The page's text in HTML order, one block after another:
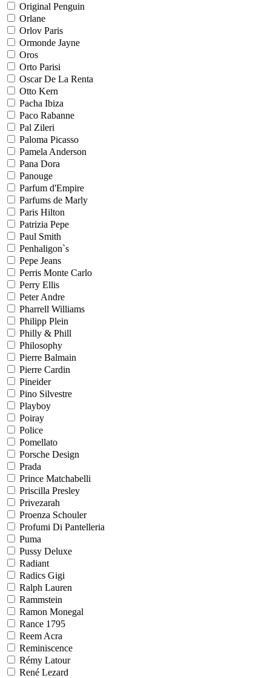
Original Penguin
Orlane
Orlov Paris
Ormonde Jayne
Oros
Orto Parisi
Oscar De La Renta
Otto Kern
Pacha Ibiza
Paco Rabanne
Pal Zileri
Paloma Picasso
Pamela Anderson
Pana Dora
Panouge
Parfum d'Empire
Parfums de Marly
Paris Hilton
Patrizia Pepe
Paul Smith
Penhaligon`s
Pepe Jeans
Perris Monte Carlo
Perry Ellis
Peter Andre
Pharrell Williams
Philipp Plein
Philly & Phill
Philosophy
Pierre Balmain
Pierre Cardin
Pineider
Pino Silvestre
Playboy
Poiray
Police
Pomellato
Porsche Design
Prada
Prince Matchabelli
Priscilla Presley
Privezarah
Proenza Schouler
Profumi Di Pantelleria
Puma
Pussy Deluxe
Radiant
Radics Gigi
Ralph Lauren
Rammstein
Ramon Monegal
Rance 1795
Reem Acra
Reminiscence
Rémy Latour
René Lezard